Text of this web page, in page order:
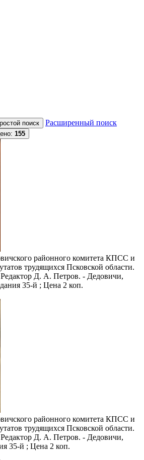
Расширенный поиск
155
районного комитета КПСС и
трудящихся Псковской области.
Д. А. Петров. - Дедовичи,
35-й ; Цена 2 коп.
районного комитета КПСС и
трудящихся Псковской области.
Д. А. Петров. - Дедовичи,
35-й ; Цена 2 коп.